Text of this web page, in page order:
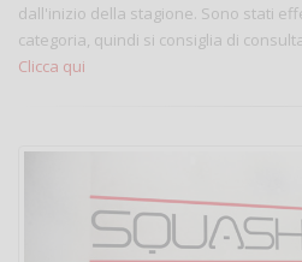
dall'inizio della stagione. Sono stati
categoria, quindi si consiglia di
Clicca qui